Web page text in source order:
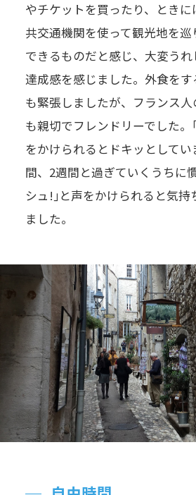
やチケットを買ったり、とき
共交通機関を使って観光地を巡
できるものだと感じ、大変う
達成感を感じました。外食を
も緊張しましたが、フランス
も親切でフレンドリーでした。
をかけられるとドキッとして
間、2週間と過ぎていくうちに
シュ!｣と声をかけられると気持
ました。